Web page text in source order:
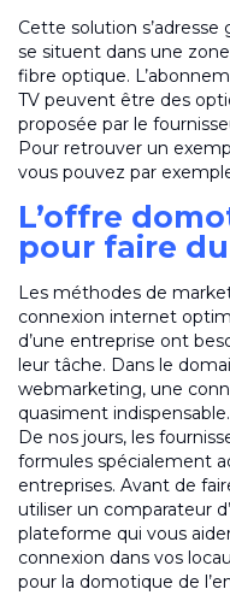
Cette solution
se situent dans une
fibre optique.
TV peuvent être des
proposée par le
Pour retrouver un
vous pouvez par
L’offre
pour faire
Les méthodes de
connexion internet
d’une entreprise ont
leur tâche. Dans le
webmarketing, une
quasiment indispensable.
De nos jours, les
formules spécialement
entreprises. Avant de
utiliser un comparateur
plateforme qui vous
connexion dans vos
pour la domotique de